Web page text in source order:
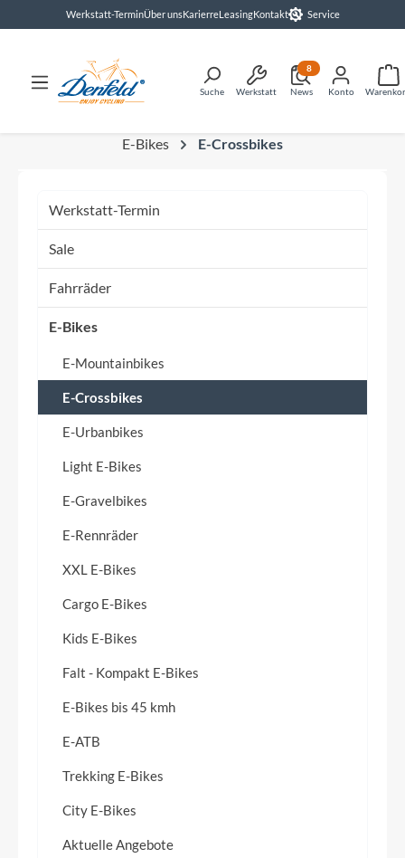
springenWerkstatt-TerminÜber unsKarierreLeasingKontakt Service
Suche Werkstatt News
8
Konto
E-Bikes E-Crossbikes
Werkstatt-Termin
Sale
Fahrräder
E-Bikes
E-Mountainbikes
E-Crossbikes
E-Urbanbikes
Light E-Bikes
E-Gravelbikes
E-Rennräder
XXL E-Bikes
Cargo E-Bikes
Kids E-Bikes
Falt - Kompakt E-Bikes
E-Bikes bis 45 kmh
E-ATB
Trekking E-Bikes
City E-Bikes
Aktuelle Angebote